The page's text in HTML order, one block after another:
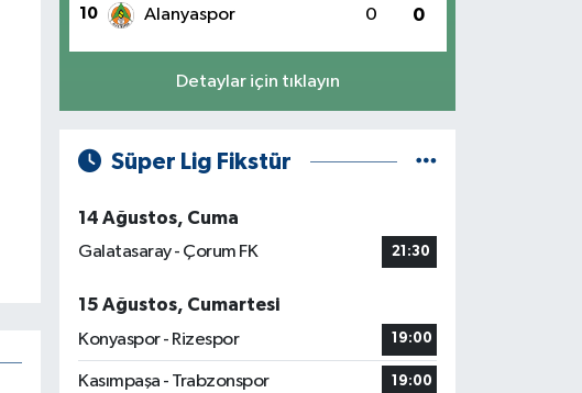
10 Alanyaspor 0 0
Detaylar için tıklayın
Süper Lig Fikstür
14 Ağustos, Cuma
Galatasaray - Çorum FK
21:30
15 Ağustos, Cumartesi
Konyaspor - Rizespor
19:00
Kasımpaşa - Trabzonspor 19:00